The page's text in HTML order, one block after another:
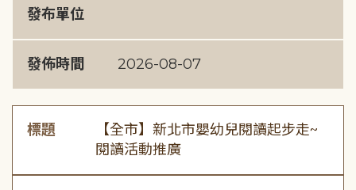
發布單位
發佈時間 2026-08-07
標題
【全市】新北市嬰幼兒閱讀起步走~
閱讀活動推廣